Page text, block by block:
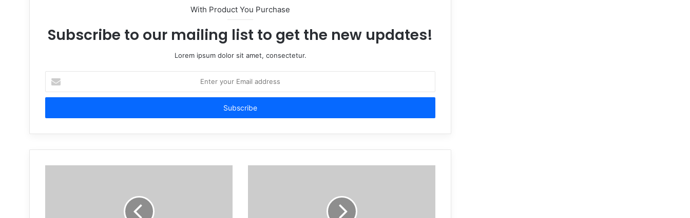
With Product You Purchase
Subscribe to our mailing list to get the new updates!
Lorem ipsum dolor sit amet, consectetur.
your
Email